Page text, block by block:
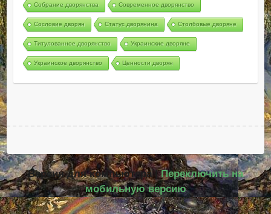
Собрание дворянства Современное дворянство
Сословие дворян Статус дворянина Столбовые дворяне
Титулованное дворянство Украинские дворяне
Украинское дворянство Ценности дворян
Версия для компьютера |Переключить на
мобильную версию